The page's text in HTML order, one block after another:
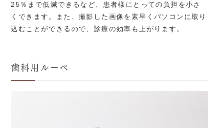
25％まで低減できるなど、患者様にとっての負担を小さ
くできます。また、撮影した画像を素早くパソコンに取り
込むことができるので、診療の効率も上がります。
歯科用ルーペ